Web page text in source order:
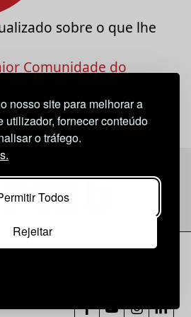
nosso site para melhorar a
utilizador, fornecer conteúdo
o tráfego.
Todos
Rejeitar
sobre o que lhe
Comunidade do